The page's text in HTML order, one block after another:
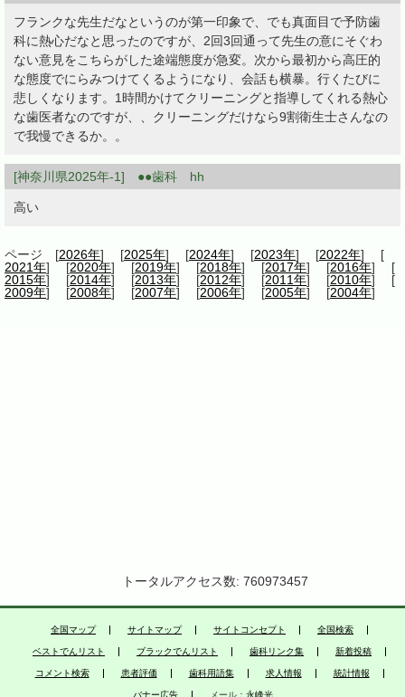
フランクな先生だなというのが第一印象で、でも真面目で予防歯
科に熱心だなと思ったのですが、2回3回通って先生の意にそぐわ
ない意見をこちらがした途端態度が急変。次から最初から高圧的
な態度でにらみつけてくるようになり、会話も横暴。行くたびに
悲しくなります。1時間かけてクリーニングと指導してくれる熱心
な歯医者なのですが、、クリーニングだけなら9割衛生士さんなの
で我慢できるか。。
[神奈川県2025年-1] ●●歯科 hh
高い
ページ [2026年] [2025年] [2024年] [2023年] [2022年] [
2021年] [2020年] [2019年] [2018年] [2017年] [2016年] [
2015年] [2014年] [2013年] [2012年] [2011年] [2010年] [
2009年] [2008年] [2007年] [2006年] [2005年] [2004年]
トータルアクセス数: 760973457
全国マップ サイトマップ サイトコンセプト 全国検索
ベストでんリスト ブラックでんリスト 歯科リンク集 新着投稿
コメント検索 患者評価 歯科用語集 求人情報 統計情報